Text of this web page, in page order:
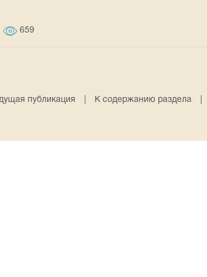
659
публикация К содержанию раздела